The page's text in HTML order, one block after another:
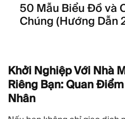
50 Mẫu Biểu Đồ và
Chúng (Hướng Dẫn
Khởi Nghiệp Với Nhà
Riêng Bạn: Quan
Nhân